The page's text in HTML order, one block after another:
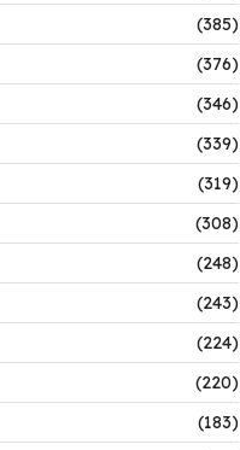
(385)
(376)
(346)
(339)
(319)
(308)
(248)
(243)
(224)
(220)
(183)